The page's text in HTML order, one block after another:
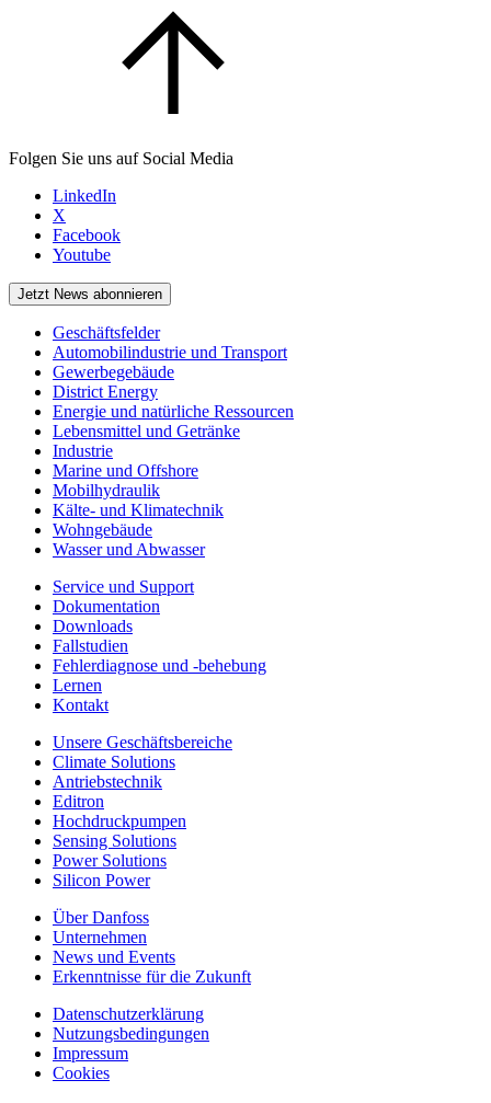
Folgen Sie uns auf Social Media
LinkedIn
X
Facebook
Youtube
Jetzt News abonnieren
Geschäftsfelder
Automobilindustrie und Transport
Gewerbegebäude
District Energy
Energie und natürliche Ressourcen
Lebensmittel und Getränke
Industrie
Marine und Offshore
Mobilhydraulik
Kälte- und Klimatechnik
Wohngebäude
Wasser und Abwasser
Service und Support
Dokumentation
Downloads
Fallstudien
Fehlerdiagnose und -behebung
Lernen
Kontakt
Unsere Geschäftsbereiche
Climate Solutions
Antriebstechnik
Editron
Hochdruckpumpen
Sensing Solutions
Power Solutions
Silicon Power
Über Danfoss
Unternehmen
News und Events
Erkenntnisse für die Zukunft
Datenschutzerklärung
Nutzungsbedingungen
Impressum
Cookies